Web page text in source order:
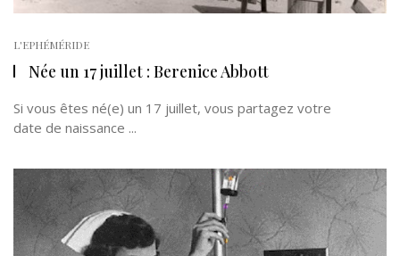
L'EPHÉMÉRIDE
Née un 17 juillet : Berenice Abbott
Si vous êtes né(e) un 17 juillet, vous partagez votre
date de naissance ...